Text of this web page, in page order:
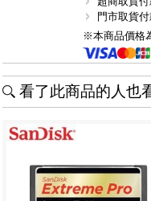
門市取貨付
※本商品價格
看了此商品的人也